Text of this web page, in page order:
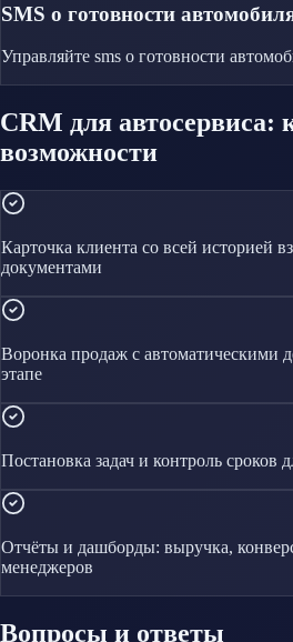
SMS о готовности
Управляйте sms о готовности
CRM для автосервиса:
возможности
Карточка клиента со всей историей
документами
Воронка продаж с автоматическими
этапе
Постановка задач и контроль сроков
Отчёты и дашборды: выручка,
менеджеров
Вопросы и ответы